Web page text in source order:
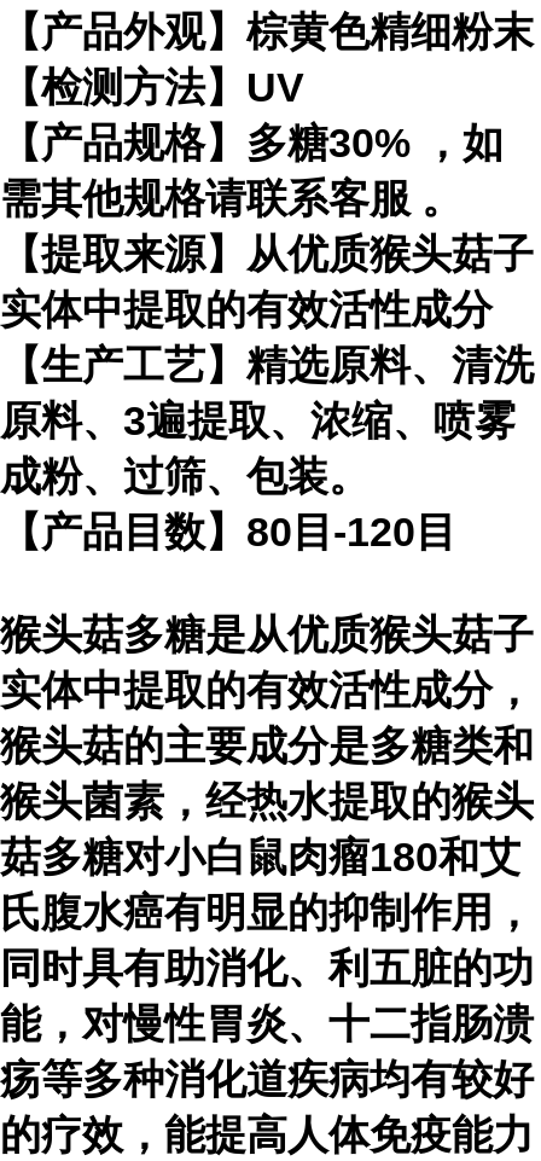
【产品外观】棕黄色精细粉末
【检测方法】UV
【产品规格】多糖30% ，如
需其他规格请联系客服 。
【提取来源】从优质猴头菇子
实体中提取的有效活性成分
【生产工艺】精选原料、清洗
原料、3遍提取、浓缩、喷雾
成粉、过筛、包装。
【产品目数】80目-120目
猴头菇多糖是从优质猴头菇子
实体中提取的有效活性成分，
猴头菇的主要成分是多糖类和
猴头菌素，经热水提取的猴头
菇多糖对小白鼠肉瘤180和艾
氏腹水癌有明显的抑制作用，
同时具有助消化、利五脏的功
能，对慢性胃炎、十二指肠溃
疡等多种消化道疾病均有较好
的疗效，能提高人体免疫能力